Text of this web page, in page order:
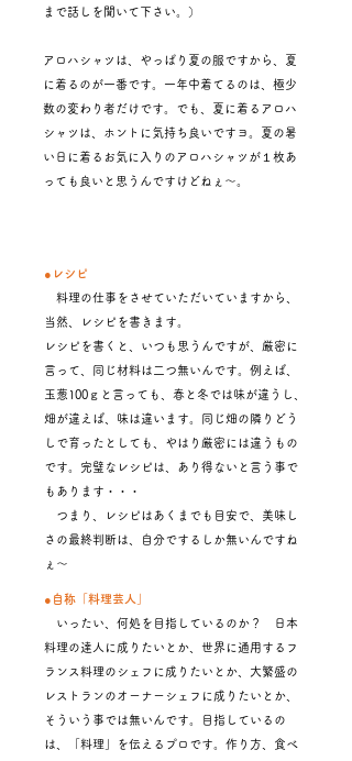
まで話しを聞いて下さい。）
アロハシャツは、やっぱり夏の服ですから、夏
に着るのが一番です。一年中着てるのは、極少
数の変わり者だけです。でも、夏に着るアロハ
シャツは、ホントに気持ち良いですヨ。夏の暑
い日に着るお気に入りのアロハシャツが１枚あ
っても良いと思うんですけどねぇ～。
●レシピ
料理の仕事をさせていただいていますから、
当然、レシピを書きます。
レシピを書くと、いつも思うんですが、厳密に
言って、同じ材料は二つ無いんです。例えば、
玉葱100ｇと言っても、春と冬では味が違うし、
畑が違えば、味は違います。同じ畑の隣りどう
しで育ったとしても、やはり厳密には違うもの
です。完璧なレシピは、あり得ないと言う事で
もあります・・・
つまり、レシピはあくまでも目安で、美味し
さの最終判断は、自分でするしか無いんですね
ぇ～
●自称「料理芸人」
いったい、何処を目指しているのか？ 日本
料理の達人に成りたいとか、世界に通用するフ
ランス料理のシェフに成りたいとか、大繁盛の
レストランのオーナーシェフに成りたいとか、
そういう事では無いんです。目指しているの
は、「料理」を伝えるプロです。作り方、食べ